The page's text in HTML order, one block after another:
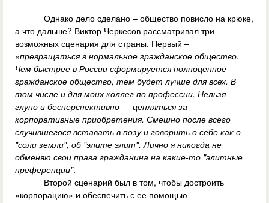
Однако дело сделано – общество повисло на крюке,
а что дальше? Виктор Черкесов рассматривал три
возможных сценария для страны. Первый –
«превращаться в нормальное гражданское общество.
Чем быстрее в России сформируется полноценное
гражданское общество, тем будет лучше для всех. В
том числе и для моих коллег по профессии. Нельзя —
глупо и бесперспективно — цепляться за
корпоративные приобретения. Смешно после всего
случившегося вставать в позу и говорить о себе как о
"соли земли", об "элите элит". Лично я никогда не
обменяю свои права гражданина на какие-то "элитные
преференции".
Второй сценарий был в том, чтобы достроить
«корпорацию» и обеспечить с ее помощью